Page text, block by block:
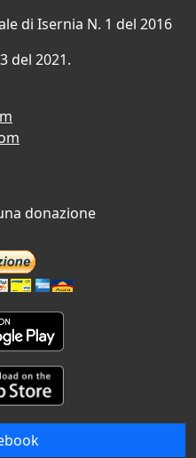
di Isernia N. 1 del 2016
del 2021.
donazione